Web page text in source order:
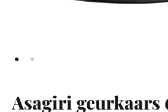
Asagiri geurkaars